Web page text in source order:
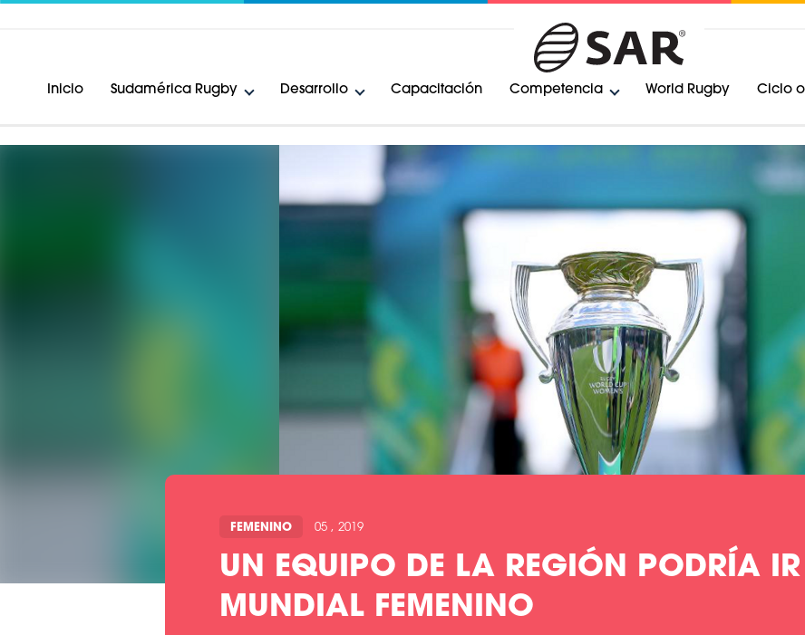
Inicio Sudamérica Rugby Desarrollo Capacitación Competencia World Rugby Ciclo
FEMENINO 05 , 2019
UN EQUIPO DE LA REGIÓN PODRÍA
MUNDIAL FEMENINO